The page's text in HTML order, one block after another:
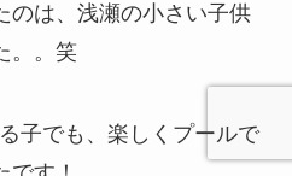
のは、浅瀬の小さい子供
。。笑
子でも、楽しくプールで